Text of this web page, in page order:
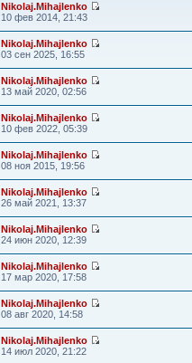
Nikolaj.Mihajlenko
10 фев 2014, 21:43
Nikolaj.Mihajlenko
03 сен 2025, 16:55
Nikolaj.Mihajlenko
13 май 2020, 02:56
Nikolaj.Mihajlenko
10 фев 2022, 05:39
Nikolaj.Mihajlenko
08 ноя 2015, 19:56
Nikolaj.Mihajlenko
26 май 2021, 13:37
Nikolaj.Mihajlenko
24 июн 2020, 12:39
Nikolaj.Mihajlenko
17 мар 2020, 17:58
Nikolaj.Mihajlenko
08 авг 2020, 14:58
Nikolaj.Mihajlenko
14 июл 2020, 21:22